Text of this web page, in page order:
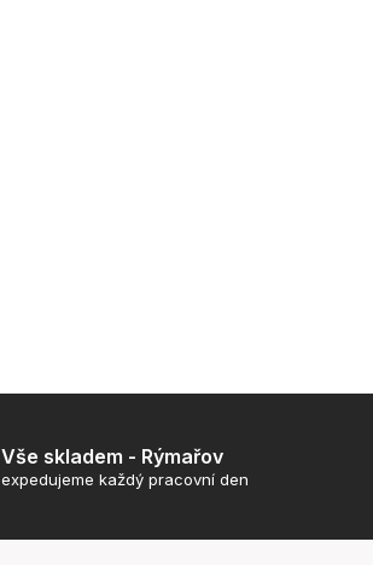
Vše skladem - Rýmařov
expedujeme každý pracovní den